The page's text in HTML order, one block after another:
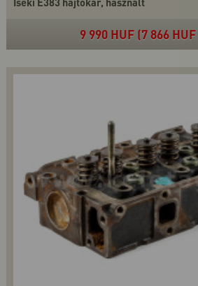
9 990 HUF (7 866